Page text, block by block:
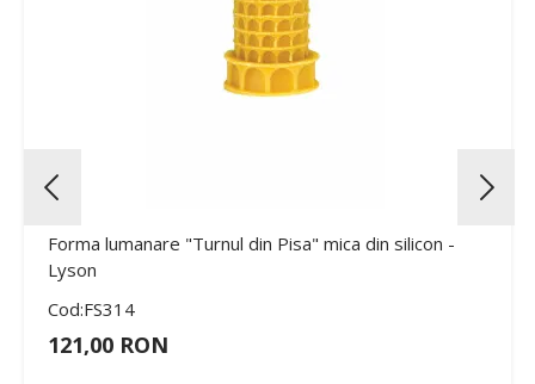
Forma lumanare "Turnul din Pisa" mica din silicon -
Lyson
Cod:FS314
121,00 RON